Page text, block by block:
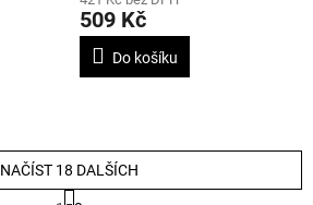
509 Kč
Do košíku
NAČÍST 18 DALŠÍCH
S